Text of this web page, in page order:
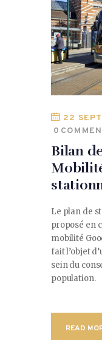
22
0
Bilan
Le plan de
proposé en
mobilité
fait l’objet
sein du
population.
READ